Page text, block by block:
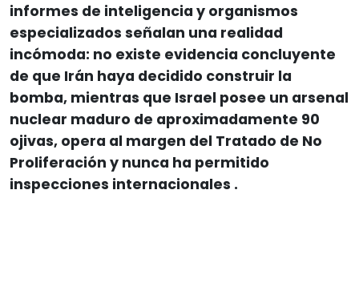
informes de inteligencia y organismos
especializados señalan una realidad
incómoda: no existe evidencia concluyente
de que Irán haya decidido construir la
bomba, mientras que Israel posee un arsenal
nuclear maduro de aproximadamente 90
ojivas, opera al margen del Tratado de No
Proliferación y nunca ha permitido
inspecciones internacionales .